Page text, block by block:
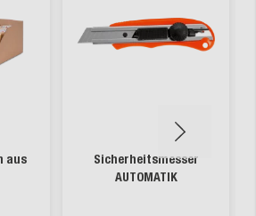
aus
Sicherheitsmesser
AUTOMATIK